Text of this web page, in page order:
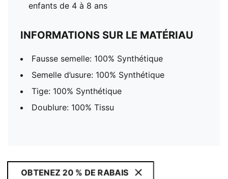
enfants de 4 à 8 ans
INFORMATIONS SUR LE MATÉRIAU
Fausse semelle: 100% Synthétique
Semelle d’usure: 100% Synthétique
Tige: 100% Synthétique
Doublure: 100% Tissu
OBTENEZ 20 % DE RABAIS